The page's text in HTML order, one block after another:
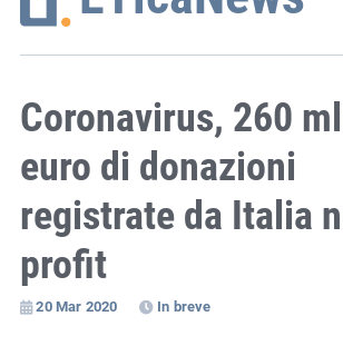
Coronavirus, 260
euro di donazioni
registrate da Italia
profit
20 Mar 2020 In breve